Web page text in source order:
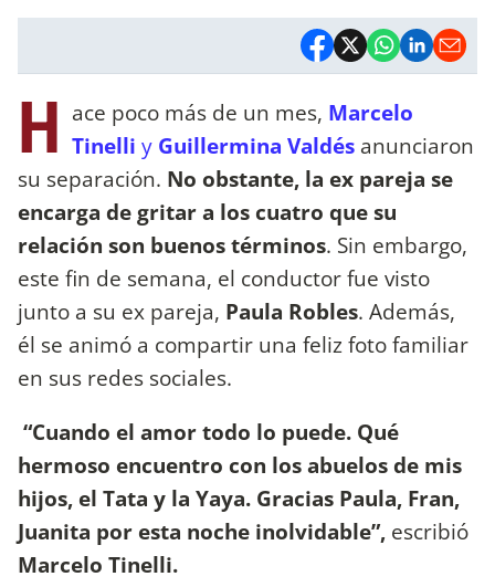
H ace poco más de un mes, Marcelo
Tinelli y Guillermina Valdés anunciaron
su separación. No obstante, la ex pareja se
encarga de gritar a los cuatro que su
relación son buenos términos. Sin embargo,
este fin de semana, el conductor fue visto
junto a su ex pareja, Paula Robles. Además,
él se animó a compartir una feliz foto familiar
en sus redes sociales.
“Cuando el amor todo lo puede. Qué
hermoso encuentro con los abuelos de mis
hijos, el Tata y la Yaya. Gracias Paula, Fran,
Juanita por esta noche inolvidable”, escribió
Marcelo Tinelli.